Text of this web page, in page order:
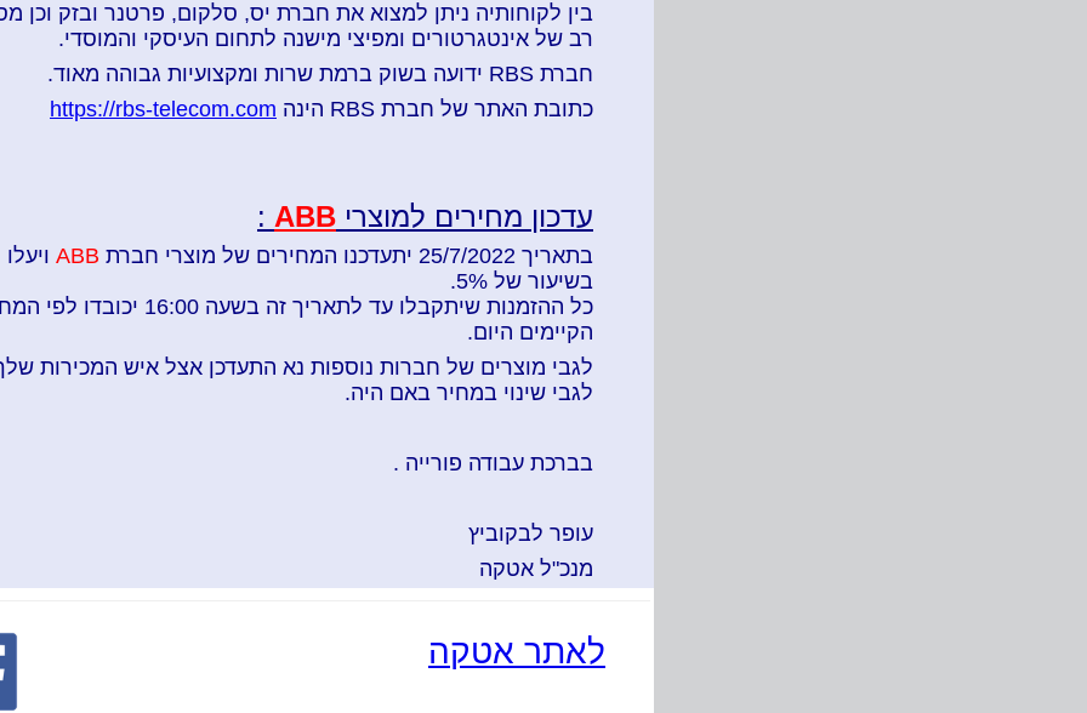
בין לקוחותיה ניתן למצוא את חברת יס, סלקום, פרטנר ובזק וכן
רב של אינטגרטורים ומפיצי מישנה לתחום העיסקי והמוסדי.
חברת RBS ידועה בשוק ברמת שרות ומקצועיות גבוהה מאוד.
כתובת האתר של חברת RBS הינה
https://rbs-telecom.com
עדכון מחירים למוצרי ABB
:
בתאריך 25/7/2022 יתעדכנו המחירים של מוצרי חברת ABB ויעלו
בשיעור של 5%.
כל ההזמנות שיתקבלו עד לתאריך זה בשעה 16:00
הקיימים היום.
לגבי מוצרים של חברות נוספות נא התעדכן אצל איש המכירות
לגבי שינוי במחיר באם היה.
בברכת עבודה פורייה .
עופר לבקוביץ
מנכ"ל אטקה
לאתר אטקה